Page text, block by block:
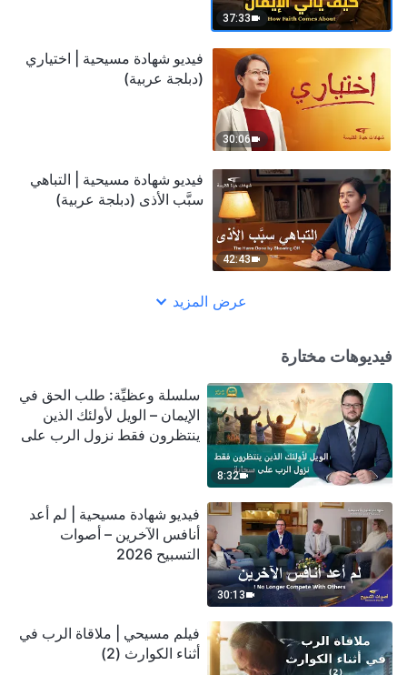
37:33
30:06
فيديو شهادة مسيحية | اختياري
(دبلجة عربية)
42:43
فيديو شهادة مسيحية | التباهي
سبَّب الأذى (دبلجة عربية)
عرض المزيد
فيديوهات مختارة
8:32
سلسلة وعظيِّة: طلب الحق في
الإيمان – الويل لأولئك الذين
ينتظرون فقط نزول الرب على
30:13
فيديو شهادة مسيحية | لم أعد
أنافس الآخرين – أصوات
التسبيح 2026
فيلم مسيحي | ملاقاة الرب في
أثناء الكوارث (2)